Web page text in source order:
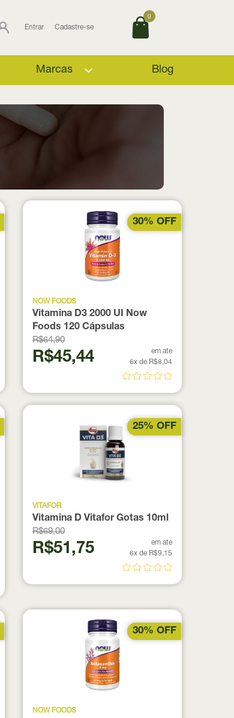
Entrar Cadastre-se
0
Marcas Blog
30% OFF
NOW FOODS
Vitamina D3 2000 UI Now
Foods 120 Cápsulas
R$64,90
R$45,44
em ate
6x de R$8,04
25% OFF
VITAFOR
Vitamina D Vitafor Gotas 10ml
R$69,00
R$51,75
em ate
6x de R$9,15
30% OFF
NOW FOODS